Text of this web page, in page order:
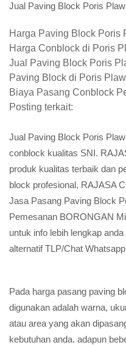
Jual Paving Block Poris
Harga Paving Block Poris
Harga Conblock di Poris
Jual Paving Block Poris
Paving Block di Poris
Biaya Pasang Conblock
Posting terkait:
Jual Paving Block Poris
conblock kualitas SNI.
produk kualitas terbaik dan
block profesional, RAJASA
Jasa Pasang Paving Block
Pemesanan BORONGAN
untuk info lebih lengkap
alternatif TLP/Chat
Pada harga pasang paving
digunakan adalah warna,
atau area yang akan
kebutuhan anda. adapun